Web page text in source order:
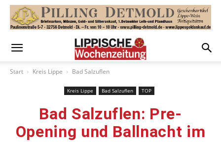
Start Kreis Lippe Bad Salzuflen
Kreis Lippe Bad Salzuflen TOP
Bad Salzuflen: Pre-
Opening und Ballnacht im